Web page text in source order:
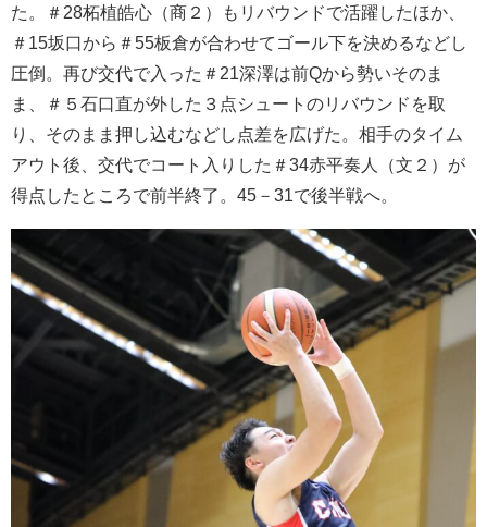
た。＃28柘植皓心（商２）もリバウンドで活躍したほか、
＃15坂口から＃55板倉が合わせてゴール下を決めるなどし
圧倒。再び交代で入った＃21深澤は前Qから勢いそのま
ま、＃５石口直が外した３点シュートのリバウンドを取
り、そのまま押し込むなどし点差を広げた。相手のタイム
アウト後、交代でコート入りした＃34赤平奏人（文２）が
得点したところで前半終了。45－31で後半戦へ。